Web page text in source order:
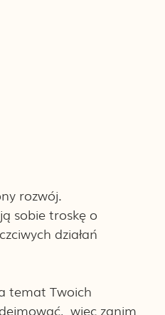
rozwój.
sobie troskę o
działań
temat Twoich
więc zanim